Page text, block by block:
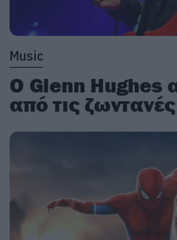
Music
Ο Glenn Hughes
από τις